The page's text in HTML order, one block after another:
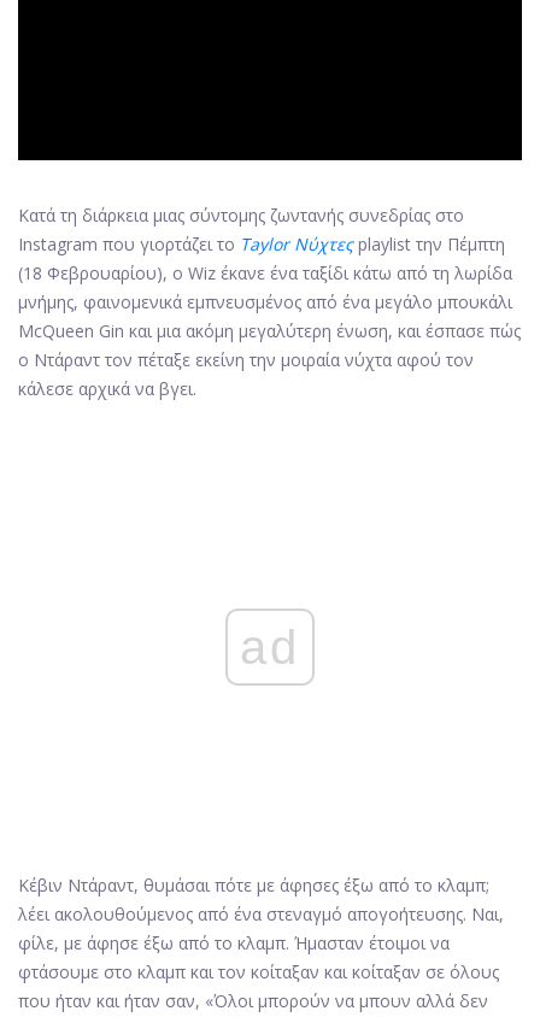
Κατά τη διάρκεια μιας σύντομης ζωντανής συνεδρίας στο
Instagram που γιορτάζει το Taylor Νύχτες playlist την Πέμπτη
(18 Φεβρουαρίου), ο Wiz έκανε ένα ταξίδι κάτω από τη λωρίδα
μνήμης, φαινομενικά εμπνευσμένος από ένα μεγάλο μπουκάλι
McQueen Gin και μια ακόμη μεγαλύτερη ένωση, και έσπασε πώς
ο Ντάραντ τον πέταξε εκείνη την μοιραία νύχτα αφού τον
κάλεσε αρχικά να βγει.
ad
Κέβιν Ντάραντ, θυμάσαι πότε με άφησες έξω από το κλαμπ;
λέει ακολουθούμενος από ένα στεναγμό απογοήτευσης. Ναι,
φίλε, με άφησε έξω από το κλαμπ. Ήμασταν έτοιμοι να
φτάσουμε στο κλαμπ και τον κοίταξαν και κοίταξαν σε όλους
που ήταν και ήταν σαν, «Όλοι μπορούν να μπουν αλλά δεν